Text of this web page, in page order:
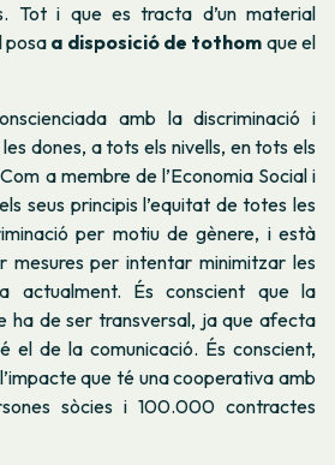
Tot i que es tracta d’un material
posa a disposició de tothom que el
amb la discriminació i
dones, a tots els nivells, en tots els
a membre de l’Economia Social i
seus principis l’equitat de totes les
per motiu de gènere, i està
mesures per intentar minimitzar les
actualment. És conscient que la
ha de ser transversal, ja que afecta
el de la comunicació. És conscient,
que té una cooperativa amb
sòcies i 100.000 contractes